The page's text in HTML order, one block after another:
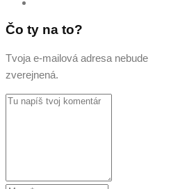
Čo ty na to?
Tvoja e-mailová adresa nebude
zverejnená.